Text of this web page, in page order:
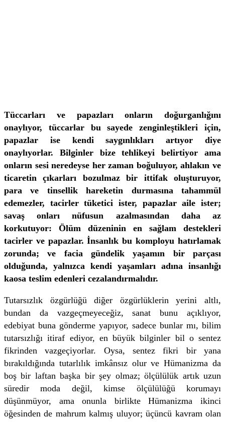
Tüccarları ve papazları onların doğurganlığını
onaylıyor, tüccarlar bu sayede zenginleştikleri için,
papazlar ise kendi saygınlıkları artıyor diye
onaylıyorlar. Bilginler bize tehlikeyi belirtiyor ama
onların sesi neredeyse her zaman boğuluyor, ahlakın ve
ticaretin çıkarları bozulmaz bir ittifak oluşturuyor,
para ve tinsellik hareketin durmasına tahammül
edemezler, tacirler tüketici ister, papazlar aile ister;
savaş onları nüfusun azalmasından daha az
korkutuyor: Ölüm düzeninin en sağlam destekleri
tacirler ve papazlar. İnsanlık bu komployu hatırlamak
zorunda; ve facia gündelik yaşamın bir parçası
olduğunda, yalnızca kendi yaşamları adına insanlığı
kaosa teslim edenleri cezalandırmalıdır.
Tutarsızlık özgürlüğü diğer özgürlüklerin yerini altlı,
bundan da vazgeçmeyeceğiz, sanat bunu açıklıyor,
edebiyat buna gönderme yapıyor, sadece bunlar mı, bilim
tutarsızlığı itiraf ediyor, en büyük bilginler bil o sentez
fikrinden vazgeçiyorlar. Oysa, sentez fikri bir yana
bırakıldığında tutarlılık imkânsız olur ve Hümanizma da
boş bir laftan başka bir şey olmaz; ölçülülük artık uzun
süredir moda değil, kimse ölçülülüğü korumayı
düşünmüyor, ama onunla birlikte Hümanizma ikinci
öğesinden de mahrum kalmış uluyor; üçüncü kavram olan